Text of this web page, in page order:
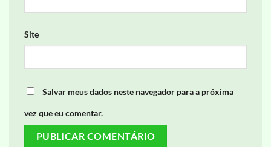
Site
Salvar meus dados neste navegador para a próxima
vez que eu comentar.